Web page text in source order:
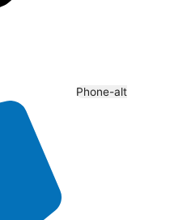
Phone-alt